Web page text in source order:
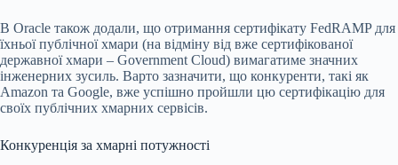
В Oracle також додали, що отримання сертифікату FedRAMP для
їхньої публічної хмари (на відміну від вже сертифікованої
державної хмари – Government Cloud) вимагатиме значних
інженерних зусиль. Варто зазначити, що конкуренти, такі як
Amazon та Google, вже успішно пройшли цю сертифікацію для
своїх публічних хмарних сервісів.
Конкуренція за хмарні потужності